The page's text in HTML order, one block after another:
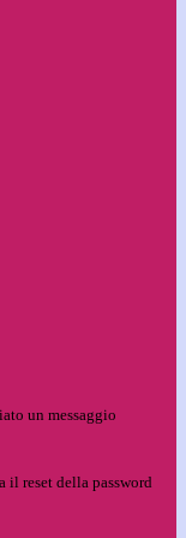
un messaggio
il reset della password